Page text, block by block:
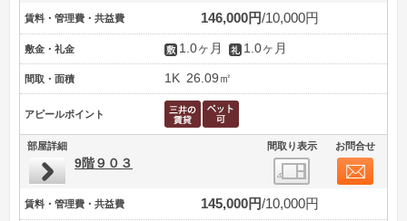
賃料・管理費・共益費 146,000円 10,000円
敷金・礼金 1.0ヶ月 1.0ヶ月
間取・面積 1K 26.09㎡
アピールポイント
部屋詳細 間取り表示 お問合せ
9階９０３
賃料・管理費・共益費 145,000円 10,000円